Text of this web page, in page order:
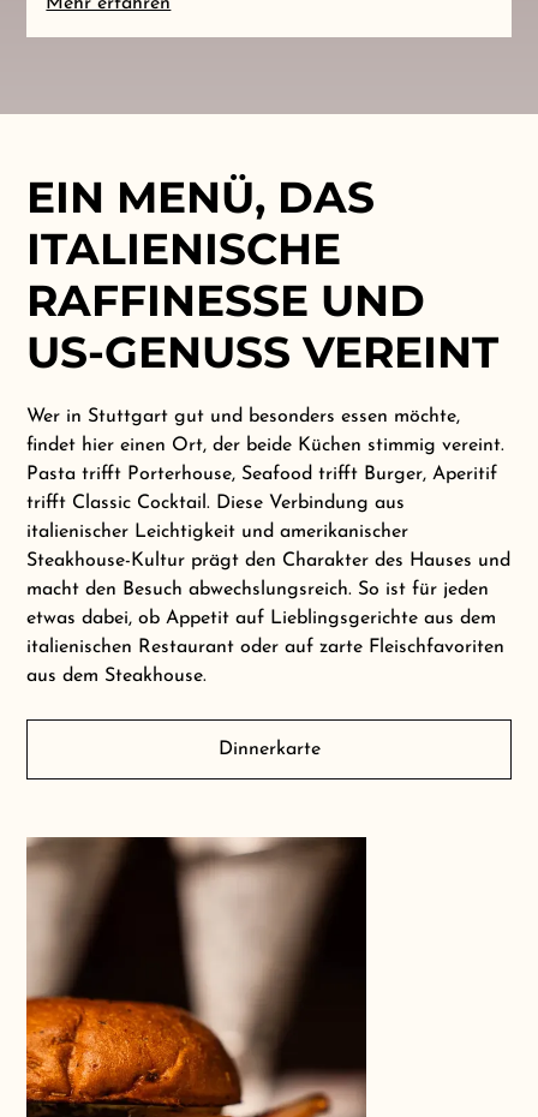
Mehr erfahren
EIN MENÜ, DAS
ITALIENISCHE
RAFFINESSE UND
US-GENUSS VEREINT
Wer in Stuttgart gut und besonders essen möchte,
findet hier einen Ort, der beide Küchen stimmig vereint.
Pasta trifft Porterhouse, Seafood trifft Burger, Aperitif
trifft Classic Cocktail. Diese Verbindung aus
italienischer Leichtigkeit und amerikanischer
Steakhouse-Kultur prägt den Charakter des Hauses und
macht den Besuch abwechslungsreich. So ist für jeden
etwas dabei, ob Appetit auf Lieblingsgerichte aus dem
italienischen Restaurant oder auf zarte Fleischfavoriten
aus dem Steakhouse.
Dinnerkarte